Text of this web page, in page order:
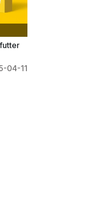
04-11